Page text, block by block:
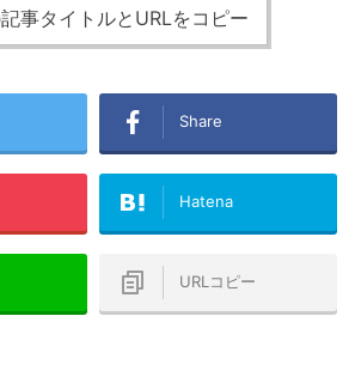
事タイトルとURLをコピー
Share
Hatena
URLコピー